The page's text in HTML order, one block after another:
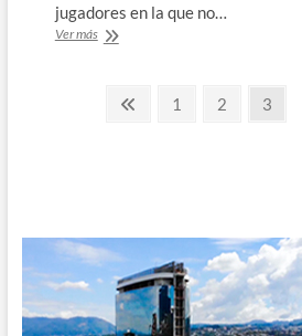
jugadores en la que no…
Ver másBenzema
viajan
￼
Paginación
PáginaPágina
1 Página
2 Página
3